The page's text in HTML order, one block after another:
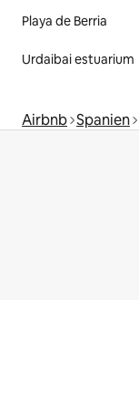
Playa de Berria
Urdaibai estuarium
Airbnb Spanien